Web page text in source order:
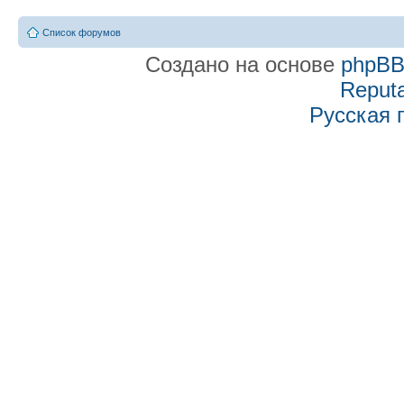
Список форумов
Создано на основе phpBB
Русская